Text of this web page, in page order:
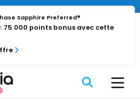
Sapphire Preferred®
75 000 points bonus avec cette